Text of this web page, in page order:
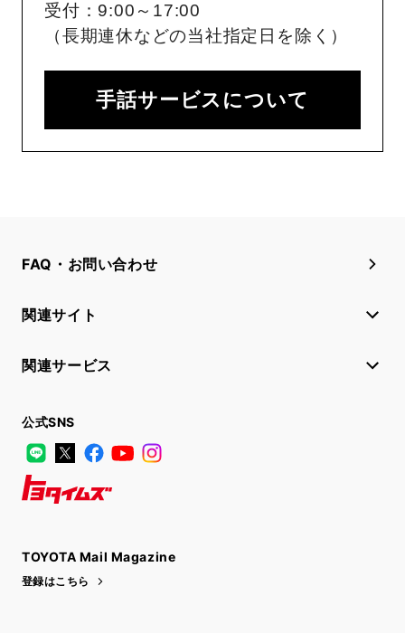
受付：9:00～17:00
（長期連休などの当社指定日を除く）
手話サービスについて
FAQ・お問い合わせ
関連サイト
関連サービス
公式SNS
LINE
X FacebookYouTube
TOYOTA Mail Magazine
登録はこちら